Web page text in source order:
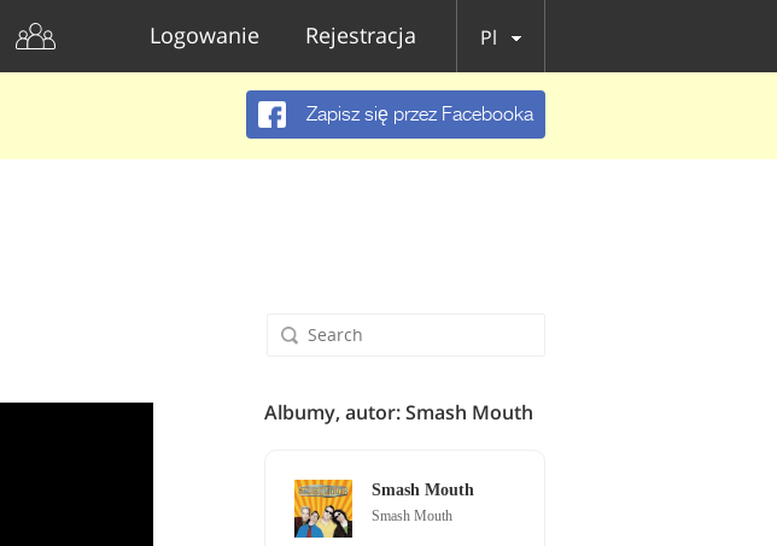
Logowanie Rejestracja Pl
Zapisz się przez Facebooka
Albumy, autor: Smash Mouth
Smash Mouth
Smash Mouth